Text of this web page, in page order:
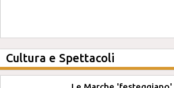
Cultura e Spettacoli